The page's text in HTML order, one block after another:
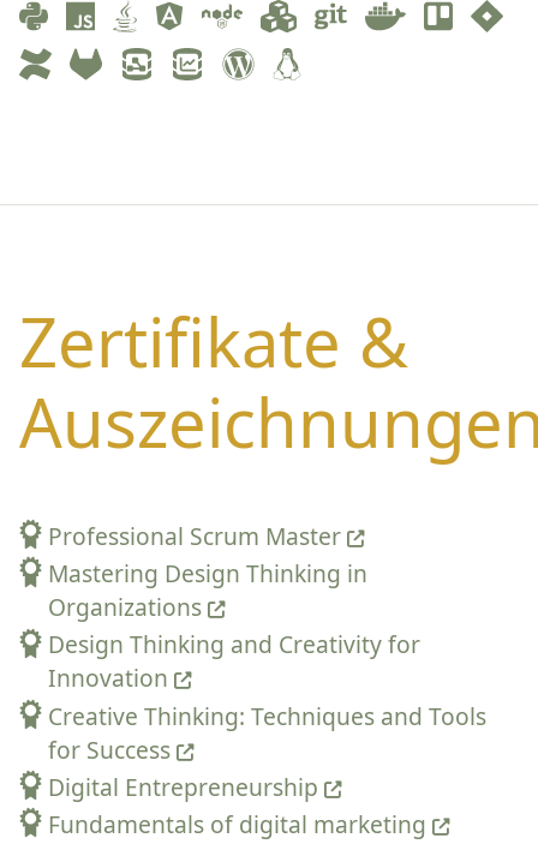
Zertifikate &
Professional Scrum Master
Mastering Design Thinking in
Organizations
Design Thinking and Creativity for
Innovation
Creative Thinking: Techniques and Tools
for Success
Digital Entrepreneurship
Fundamentals of digital marketing